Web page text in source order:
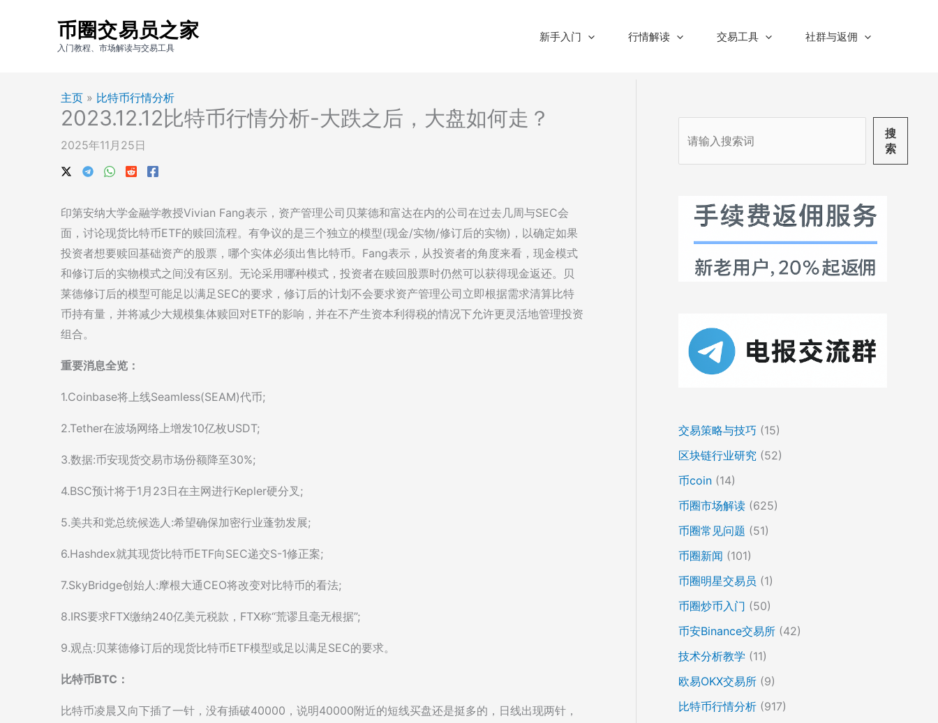
币圈交易员之家
入门教程、市场解读与交易工具
新手入门 行情解读 交易工具 社群与返佣
主页 » 比特币行情分析
2023.12.12比特币行情分析-大跌之后，大盘如何走？
2025年11月25日
印第安纳大学金融学教授Vivian Fang表示，资产管理公司贝莱德和富达在内的公司在过去几周与SEC会
面，讨论现货比特币ETF的赎回流程。有争议的是三个独立的模型(现金/实物/修订后的实物)，以确定如果
投资者想要赎回基础资产的股票，哪个实体必须出售比特币。Fang表示，从投资者的角度来看，现金模式
和修订后的实物模式之间没有区别。无论采用哪种模式，投资者在赎回股票时仍然可以获得现金返还。贝
莱德修订后的模型可能足以满足SEC的要求，修订后的计划不会要求资产管理公司立即根据需求清算比特
币持有量，并将减少大规模集体赎回对ETF的影响，并在不产生资本利得税的情况下允许更灵活地管理投资
组合。
重要消息全览：
1.Coinbase将上线Seamless(SEAM)代币;
2.Tether在波场网络上增发10亿枚USDT;
3.数据:币安现货交易市场份额降至30%;
4.BSC预计将于1月23日在主网进行Kepler硬分叉;
5.美共和党总统候选人:希望确保加密行业蓬勃发展;
6.Hashdex就其现货比特币ETF向SEC递交S-1修正案;
7.SkyBridge创始人:摩根大通CEO将改变对比特币的看法;
8.IRS要求FTX缴纳240亿美元税款，FTX称“荒谬且毫无根据”;
9.观点:贝莱德修订后的现货比特币ETF模型或足以满足SEC的要求。
比特币BTC：
比特币凌晨又向下插了一针，没有插破40000，说明40000附近的短线买盘还是挺多的，日线出现两针，
搜
索
交易策略与技巧 (15)
区块链行业研究 (52)
币coin (14)
币圈市场解读 (625)
币圈常见问题 (51)
币圈新闻 (101)
币圈明星交易员 (1)
币圈炒币入门 (50)
币安Binance交易所 (42)
技术分析教学 (11)
欧易OKX交易所 (9)
比特币行情分析 (917)